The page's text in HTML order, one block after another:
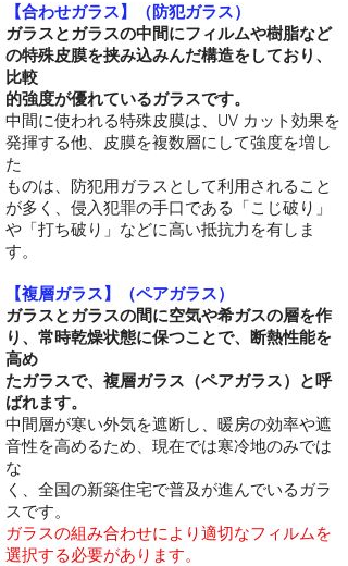
【合わせガラス】（防犯ガラス）
ガラスとガラスの中間にフィルムや樹脂など
の特殊皮膜を挟み込みんだ構造をしており、
比較
的強度が優れているガラスです。
中間に使われる特殊皮膜は、UV カット効果を
発揮する他、皮膜を複数層にして強度を増し
た
ものは、防犯用ガラスとして利用されること
が多く、侵入犯罪の手口である「こじ破り」
や「打ち破り」などに高い抵抗力を有しま
す。
【複層ガラス】（ペアガラス）
ガラスとガラスの間に空気や希ガスの層を作
り、常時乾燥状態に保つことで、断熱性能を
高め
たガラスで、複層ガラス（ペアガラス）と呼
ばれます。
中間層が寒い外気を遮断し、暖房の効率や遮
音性を高めるため、現在では寒冷地のみでは
な
く、全国の新築住宅で普及が進んでいるガラ
スです。
ガラスの組み合わせにより適切なフィルムを
選択する必要があります。